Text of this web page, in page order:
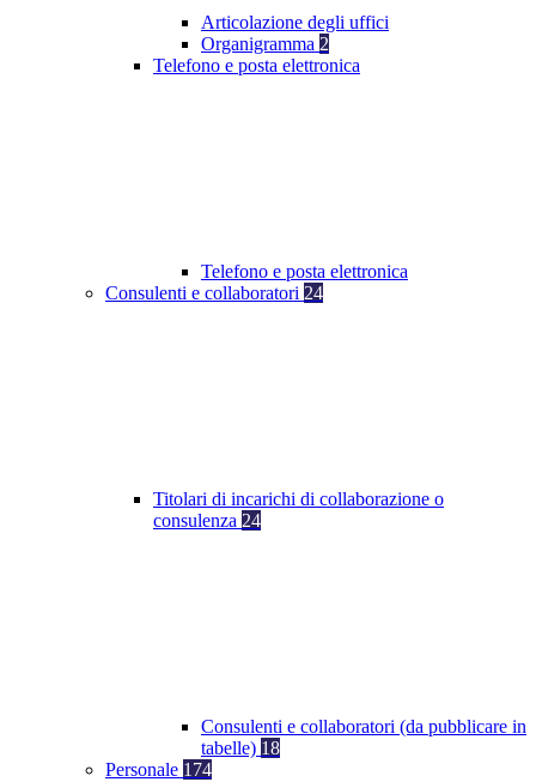
Articolazione degli uffici
Organigramma 2
Telefono e posta elettronica
Telefono e posta elettronica
Consulenti e collaboratori 24
Titolari di incarichi di collaborazione o
consulenza 24
Consulenti e collaboratori (da pubblicare in
tabelle) 18
Personale 174